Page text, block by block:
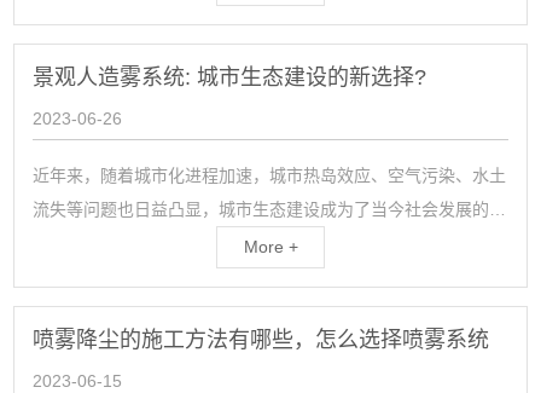
空间。它独特的视觉效果、令人陶醉的气味...
景观人造雾系统: 城市生态建设的新选择?
2023-06-26
近年来，随着城市化进程加速，城市热岛效应、空气污染、水土
流失等问题也日益凸显，城市生态建设成为了当今社会发展的一
个重要方向。而“景观人造雾系统”作为一种新兴的城市生态建设
择。所谓景观人造雾系统，简单来说就是通过人...
More +
喷雾降尘的施工方法有哪些，怎么选择喷雾系统
2023-06-15